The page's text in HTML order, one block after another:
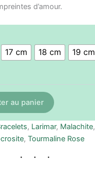
d’amour.
17 cm 18 cm 19 cm
au panier
, Larimar, Malachite,
, Tourmaline Rose